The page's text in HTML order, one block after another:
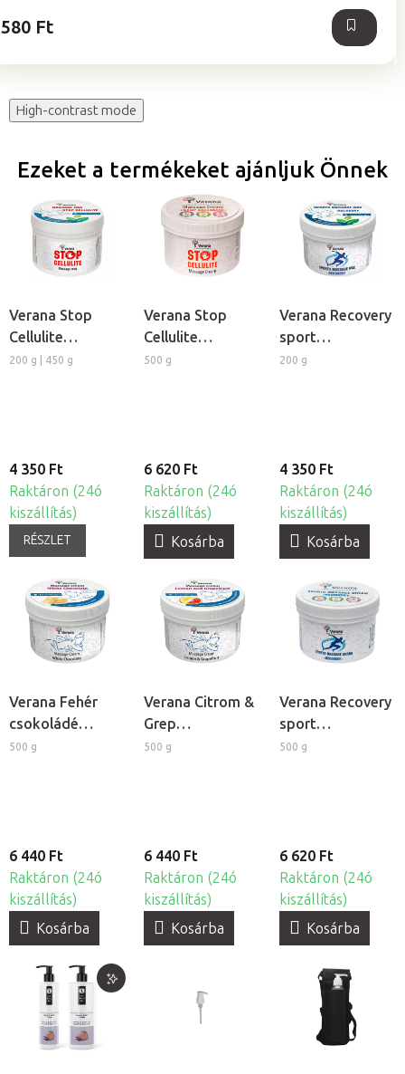
580 Ft
High-contrast mode
Ezeket a termékeket ajánljuk Önnek
Verana Stop
Cellulite
masszázsviasz
200 g | 450 g
4 350 Ft
Raktáron (24ó
kiszállítás)
RÉSZLET
Verana Stop
Cellulite
masszázskrém
500 g
6 620 Ft
Raktáron (24ó
kiszállítás)
Kosárba
Verana Recovery
sport
masszázsviasz
200 g
4 350 Ft
Raktáron (24ó
kiszállítás)
Kosárba
Verana Fehér
csokoládé
masszázskrém
500 g
6 440 Ft
Raktáron (24ó
kiszállítás)
Kosárba
Verana Citrom &
Grep
masszázskrém
500 g
6 440 Ft
Raktáron (24ó
kiszállítás)
Kosárba
Verana Recovery
sport
masszázskrém
500 g
6 620 Ft
Raktáron (24ó
kiszállítás)
Kosárba